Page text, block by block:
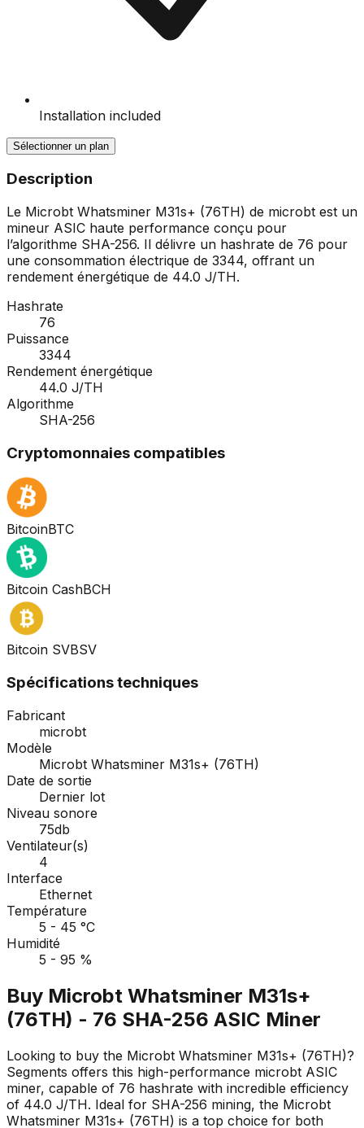
Installation included
Sélectionner un plan
Description
Le Microbt Whatsminer M31s+ (76TH) de microbt est un
mineur ASIC haute performance conçu pour
l’algorithme SHA-256. Il délivre un hashrate de 76 pour
une consommation électrique de 3344, offrant un
rendement énergétique de 44.0 J/TH.
Hashrate
76
Puissance
3344
Rendement énergétique
44.0 J/TH
Algorithme
SHA-256
Cryptomonnaies compatibles
BitcoinBTC
Bitcoin CashBCH
Bitcoin SVBSV
Spécifications techniques
Fabricant
microbt
Modèle
Microbt Whatsminer M31s+ (76TH)
Date de sortie
Dernier lot
Niveau sonore
75db
Ventilateur(s)
4
Interface
Ethernet
Température
5 - 45 °C
Humidité
5 - 95 %
Buy Microbt Whatsminer M31s+
(76TH) - 76 SHA-256 ASIC Miner
Looking to buy the Microbt Whatsminer M31s+ (76TH)?
Segments offers this high-performance microbt ASIC
miner, capable of 76 hashrate with incredible efficiency
of 44.0 J/TH. Ideal for SHA-256 mining, the Microbt
Whatsminer M31s+ (76TH) is a top choice for both